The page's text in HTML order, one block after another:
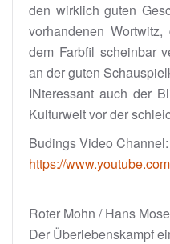
den wirklich guten
vorhandenen
dem Farbfil scheinbar
an der guten
INteressant auch der
Kulturwelt vor der
Budings Video Channel:
https://
Roter Mohn / Hans
Der Überlebenskampf